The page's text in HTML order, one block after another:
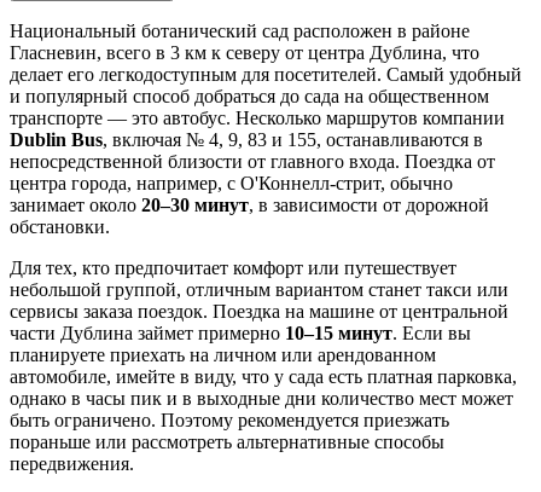
Национальный ботанический сад расположен в районе
Гласневин, всего в 3 км к северу от центра Дублина, что
делает его легкодоступным для посетителей. Самый удобный
и популярный способ добраться до сада на общественном
транспорте — это автобус. Несколько маршрутов компании
Dublin Bus, включая № 4, 9, 83 и 155, останавливаются в
непосредственной близости от главного входа. Поездка от
центра города, например, с О'Коннелл-стрит, обычно
занимает около 20–30 минут, в зависимости от дорожной
обстановки.
Для тех, кто предпочитает комфорт или путешествует
небольшой группой, отличным вариантом станет такси или
сервисы заказа поездок. Поездка на машине от центральной
части Дублина займет примерно 10–15 минут. Если вы
планируете приехать на личном или арендованном
автомобиле, имейте в виду, что у сада есть платная парковка,
однако в часы пик и в выходные дни количество мест может
быть ограничено. Поэтому рекомендуется приезжать
пораньше или рассмотреть альтернативные способы
передвижения.